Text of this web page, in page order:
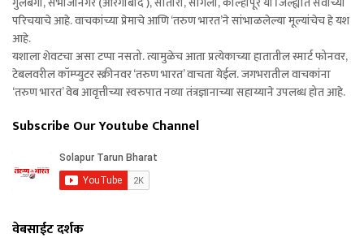
परिचयाचे आहे. वाचकांच्या प्रेमाचे आणि ‘तरुण भारत’ने सांभाळलेल्या मूल्यांचेच हे यश
आहे.
यशाला शेवटचा असा टप्पा नसतो. त्यामुळेच आता प्रत्येकाच्या हातातील स्मार्ट फोनवर,
टेबलवरील कॉम्प्युटर स्क्रीनवर ‘तरुण भारत’ वाचता येईल. जगभरातील वाचकांना
‘तरुण भारत’ वेब आवृत्तीच्या स्वरुपात नव्या तंत्रज्ञानाच्या सहाय्याने उपलब्ध होत आहे.
Subscribe Our Youtube Channel
वेबसाईट दर्शक